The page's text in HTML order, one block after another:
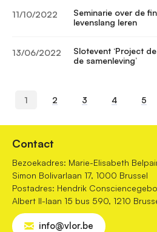
11/10/2022
Seminarie over de
levenslang leren
13/06/2022
Slotevent ‘Project
de samenleving’
a
t
i
o
n
Huidige
1 Page
2 Page
3 Page
4 Page
5
Contact
Bezoekadres: Marie-Elisabeth
Simon Bolivarlaan 17, 1000 Brussel
Postadres: Hendrik
Albert II-laan 15 bus 590, 1210
info@vlor.be